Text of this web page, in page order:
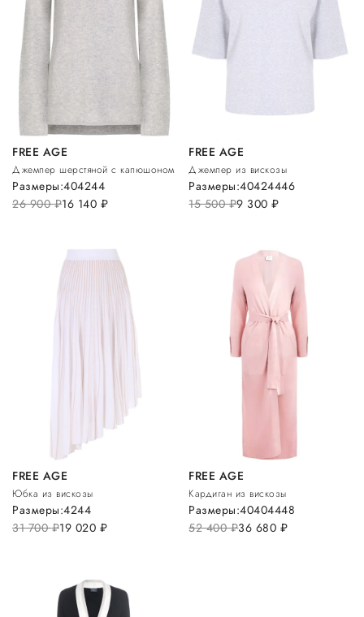
FREE AGE
Джемпер шерстяной с капюшоном
26 900руб.16 140 руб.
Размеры:404244
FREE AGE
Джемпер из вискозы
15 500руб.9 300руб.
Размеры:40424446
FREE AGE
Юбка из вискозы
31 700руб.19 020 руб.
Размеры:4244
FREE AGE
Кардиган из вискозы
52 400руб.36 680 руб.
Размеры:40404448